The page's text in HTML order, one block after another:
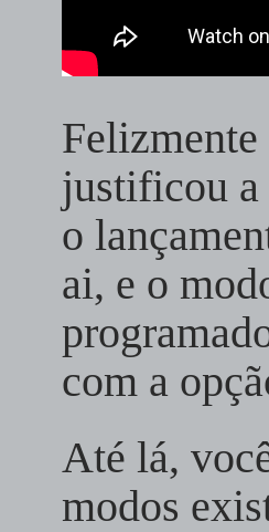
Felizmente
justificou a
o
ai, e o
com a
Até lá,
modos